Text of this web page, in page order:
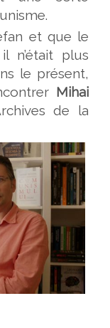
et que le
n’était plus
le présent,
Mihai
de la